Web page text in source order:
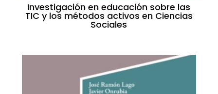
Investigación en educación sobre las
TIC y los métodos activos en Ciencias
Sociales